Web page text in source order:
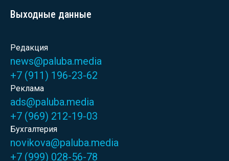
Выходные данные
Редакция
news@paluba.media
+7 (911) 196-23-62
Реклама
ads@paluba.media
+7 (969) 212-19-03
Бухгалтерия
novikova@paluba.media
+7 (999) 028-56-78